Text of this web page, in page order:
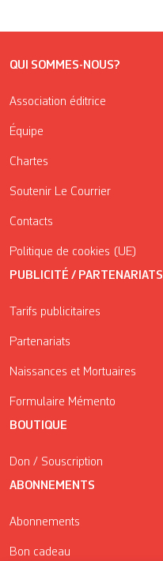
QUI SOMMES-NOUS?
Association éditrice
Équipe
Chartes
Soutenir Le Courrier
Contacts
Politique de cookies (UE)
PUBLICITÉ / PARTENARIATS
Tarifs publicitaires
Partenariats
Naissances et Mortuaires
Formulaire Mémento
BOUTIQUE
Don / Souscription
ABONNEMENTS
Abonnements
Bon cadeau